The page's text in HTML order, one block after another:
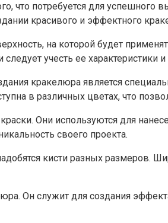
что потребуется для
красивого и эффектного
на которой будет
учесть ее характеристики
кракелюра является
в различных цветах, что
Они используются для
своего проекта.
кисти разных размеров.
Он служит для создания